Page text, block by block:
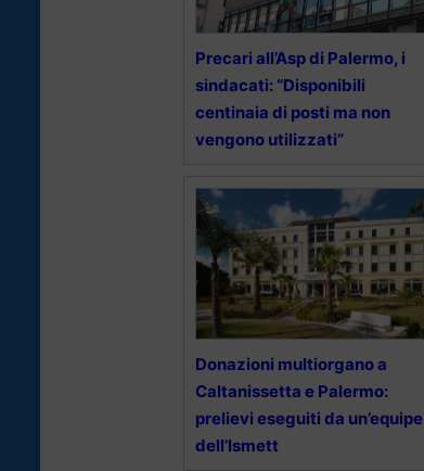
Precari all’Asp di Palermo, i
sindacati: “Disponibili
centinaia di posti ma non
vengono utilizzati”
Donazioni multiorgano a
Caltanissetta e Palermo:
prelievi eseguiti da un’equipe
dell’Ismett